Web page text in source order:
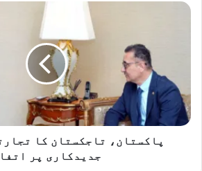
اعلیٰ
پاکستان،
جدیدکاری
پر
اتفاق
پاکستان، تاجکستان کا
جدیدکاری پر